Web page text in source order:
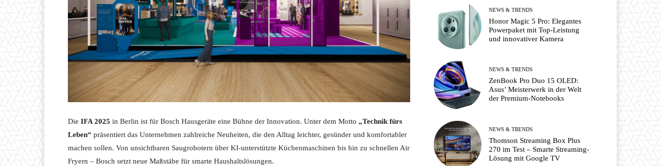
Die IFA 2025 in Berlin ist für Bosch Hausgeräte eine Bühne der Innovation. Unter dem Motto „Technik fürs
Leben“ präsentiert das Unternehmen zahlreiche Neuheiten, die den Alltag leichter, gesünder und komfortabler
machen sollen. Von unsichtbaren Saugrobotern über KI-unterstützte Küchenmaschinen bis hin zu schnellen Air
Fryern – Bosch setzt neue Maßstäbe für smarte Haushaltslösungen.
NEWS & TRENDS
Honor Magic 5 Pro: Elegantes
Powerpaket mit Top-Leistung
und innovativer Kamera
NEWS & TRENDS
ZenBook Pro Duo 15 OLED:
Asus’ Meisterwerk in der Welt
der Premium-Notebooks
NEWS & TRENDS
Thomson Streaming Box Plus
270 im Test – Smarte Streaming-
Lösung mit Google TV